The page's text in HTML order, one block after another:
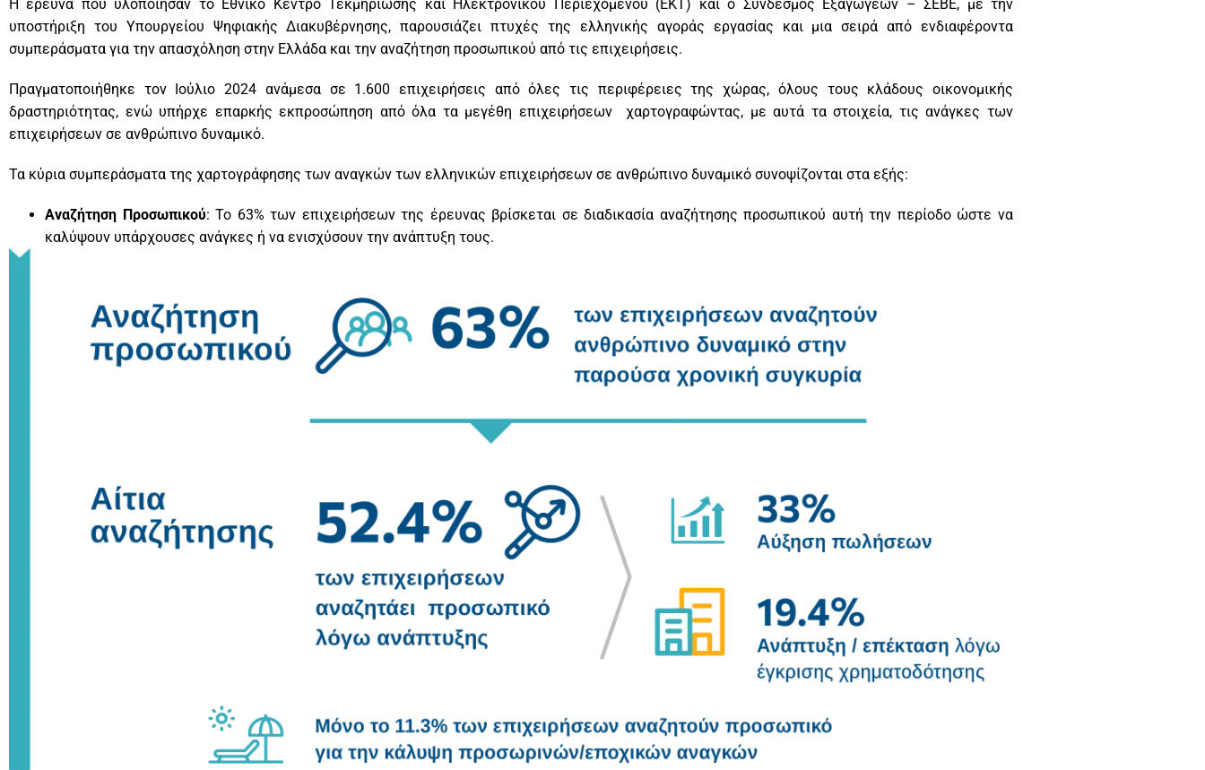
H έρευνα που υλοποίησαν το Εθνικό Κέντρο Τεκμηρίωσης και Ηλεκτρονικού Περιεχομένου (ΕΚΤ) και ο Σύνδεσμος Εξαγωγέων – ΣΕΒΕ, με την
υποστήριξη του Υπουργείου Ψηφιακής Διακυβέρνησης, παρουσιάζει πτυχές της ελληνικής αγοράς εργασίας και μια σειρά από ενδιαφέροντα
συμπεράσματα για την απασχόληση στην Ελλάδα και την αναζήτηση προσωπικού από τις επιχειρήσεις.
Πραγματοποιήθηκε τον Ιούλιο 2024 ανάμεσα σε 1.600 επιχειρήσεις από όλες τις περιφέρειες της χώρας, όλους τους κλάδους οικονομικής
δραστηριότητας, ενώ υπήρχε επαρκής εκπροσώπηση από όλα τα μεγέθη επιχειρήσεων χαρτογραφώντας, με αυτά τα στοιχεία, τις ανάγκες των
επιχειρήσεων σε ανθρώπινο δυναμικό.
Τα κύρια συμπεράσματα της χαρτογράφησης των αναγκών των ελληνικών επιχειρήσεων σε ανθρώπινο δυναμικό συνοψίζονται στα εξής:
Αναζήτηση Προσωπικού: Το 63% των επιχειρήσεων της έρευνας βρίσκεται σε διαδικασία αναζήτησης προσωπικού αυτή την περίοδο ώστε να
καλύψουν υπάρχουσες ανάγκες ή να ενισχύσουν την ανάπτυξη τους.